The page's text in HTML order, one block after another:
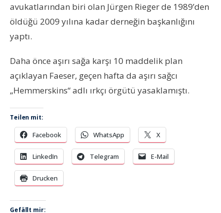
avukatlarından biri olan Jürgen Rieger de 1989’den
öldüğü 2009 yılına kadar derneğin başkanlığını
yaptı.
Daha önce aşırı sağa karşı 10 maddelik plan
açıklayan Faeser, geçen hafta da aşırı sağcı
„Hemmerskins“ adlı ırkçı örgütü yasaklamıştı.
Teilen mit:
Facebook WhatsApp X
LinkedIn Telegram E-Mail
Drucken
Gefällt mir: